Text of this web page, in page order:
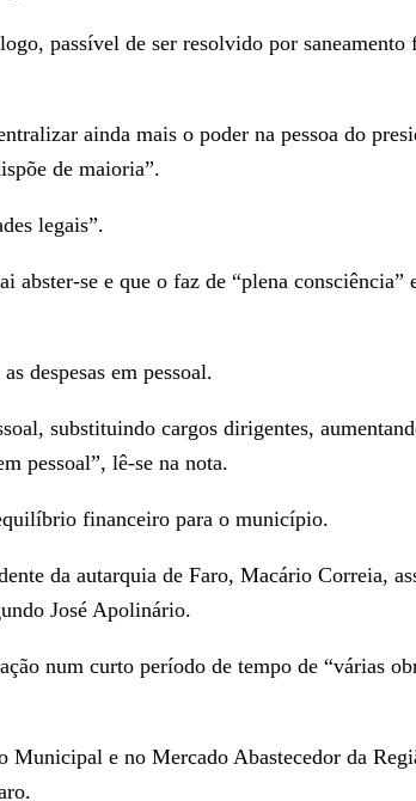
passível de ser resolvido por saneamento
ainda mais o poder na pessoa do
de maioria”.
legais”.
se e que o faz de “plena consciência”
despesas em pessoal.
substituindo cargos dirigentes,
pessoal”, lê-se na nota.
financeiro para o município.
da autarquia de Faro, Macário Correia,
José Apolinário.
num curto período de tempo de “várias
Municipal e no Mercado Abastecedor da